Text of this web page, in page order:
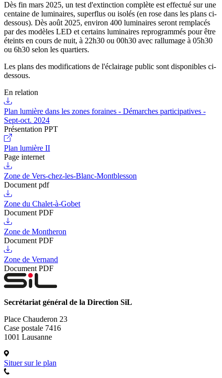
Dès fin mars 2025, un test d'extinction complète est effectué sur une
centaine de luminaires, superflus ou isolés (en rose dans les plans ci-
dessous). Dès août 2025, environ 400 luminaires seront remplacés
par des modèles LED et certains luminaires reprogrammés pour être
éteints en cours de nuit, à 22h30 ou 00h30 avec rallumage à 05h30
ou 6h30 selon les quartiers.
Les plans des modifications de l'éclairage public sont disponibles ci-
dessous.
En relation
Plan lumière dans les zones foraines - Démarches participatives -
Sept-oct. 2024
Présentation PPT
Plan lumière II
Page internet
Zone de Vers-chez-les-Blanc-Montblesson
Document pdf
Zone du Chalet-à-Gobet
Document PDF
Zone de Montheron
Document PDF
Zone de Vernand
Document PDF
Secrétariat général de la Direction SiL
Place Chauderon 23
Case postale 7416
1001 Lausanne
Situer sur le plan